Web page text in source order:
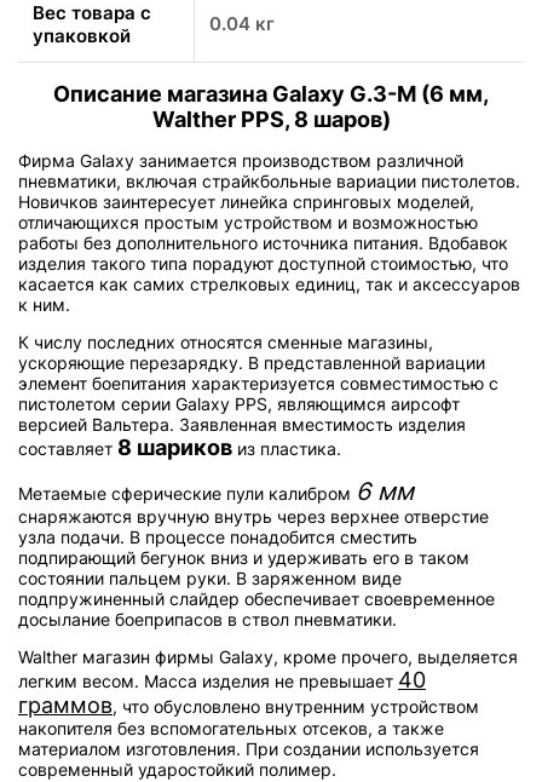
Вес товара с
упаковкой
0.04 кг
Описание магазина Galaxy G.3-M (6 мм,
Walther PPS, 8 шаров)
Фирма Galaxy занимается производством различной
пневматики, включая страйкбольные вариации пистолетов.
Новичков заинтересует линейка спринговых моделей,
отличающихся простым устройством и возможностью
работы без дополнительного источника питания. Вдобавок
изделия такого типа порадуют доступной стоимостью, что
касается как самих стрелковых единиц, так и аксессуаров
к ним.
К числу последних относятся сменные магазины,
ускоряющие перезарядку. В представленной вариации
элемент боепитания характеризуется совместимостью с
пистолетом серии Galaxy PPS, являющимся аирсофт
версией Вальтера. Заявленная вместимость изделия
составляет 8 шариков из пластика.
Метаемые сферические пули калибром 6 мм
снаряжаются вручную внутрь через верхнее отверстие
узла подачи. В процессе понадобится сместить
подпирающий бегунок вниз и удерживать его в таком
состоянии пальцем руки. В заряженном виде
подпружиненный слайдер обеспечивает своевременное
досылание боеприпасов в ствол пневматики.
Walther магазин фирмы Galaxy, кроме прочего, выделяется
легким весом. Масса изделия не превышает 40
граммов, что обусловлено внутренним устройством
накопителя без вспомогательных отсеков, а также
материалом изготовления. При создании используется
современный ударостойкий полимер.